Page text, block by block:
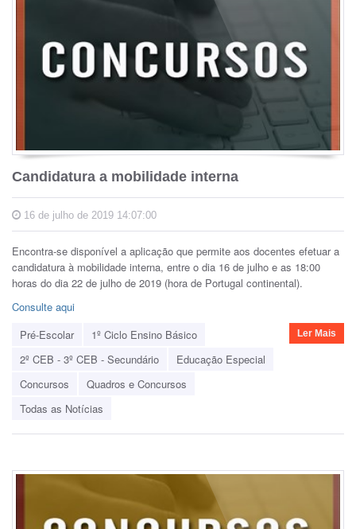
Candidatura a mobilidade interna
16 de julho de 2019 14:07:00
Encontra-se disponível a aplicação que permite aos docentes efetuar a
candidatura à mobilidade interna, entre o dia 16 de julho e as 18:00
horas do dia 22 de julho de 2019 (hora de Portugal continental).
Consulte aqui
Pré-Escolar
1º Ciclo Ensino Básico
2º CEB - 3º CEB - Secundário
Educação Especial
Concursos
Quadros e Concursos
Todas as Notícias
Ler Mais